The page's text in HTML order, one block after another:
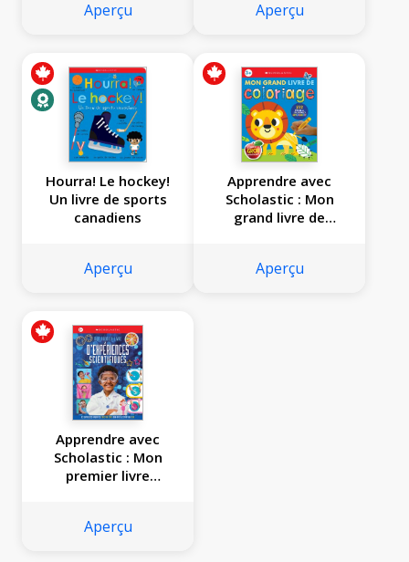
Aperçu Aperçu
Hourra! Le hockey!
Un livre de sports
canadiens
Aperçu
Apprendre avec
Scholastic : Mon
grand livre de
Aperçu
Apprendre avec
Scholastic : Mon
premier livre
Aperçu